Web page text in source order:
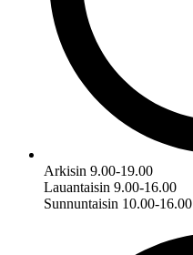
Arkisin 9.00-19.00
Lauantaisin 9.00-16.00
Sunnuntaisin 10.00-16.00